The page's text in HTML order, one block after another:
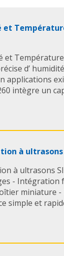
et
et
d’
applications
intègre un
à ultrasons
à ultrasons
- Intégration
miniature
simple et